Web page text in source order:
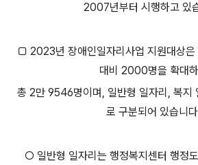
2007년부터 시행하고 있
□ 2023년 장애인일자리사업 지원대상
대비 2000명을 확대
총 2만 9546명이며, 일반형 일자리, 복지
로 구분되어 있습니
○ 일반형 일자리는 행정복지센터 행정